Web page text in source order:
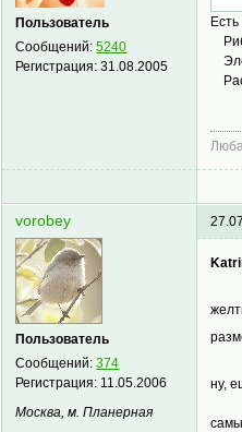
Пользователь
Сообщений:5240
Регистрация:31.08.2005
vorobey
Пользователь
Сообщений:374
Регистрация: 11.05.2006
Москва, м. Планерная
ну,